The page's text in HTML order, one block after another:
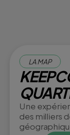
LA MAP
Une
des milliers